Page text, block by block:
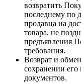
возвратить
последнему по
продавца на
товара, не
предъявления
требования.
Возврат и
сохранении
документов.